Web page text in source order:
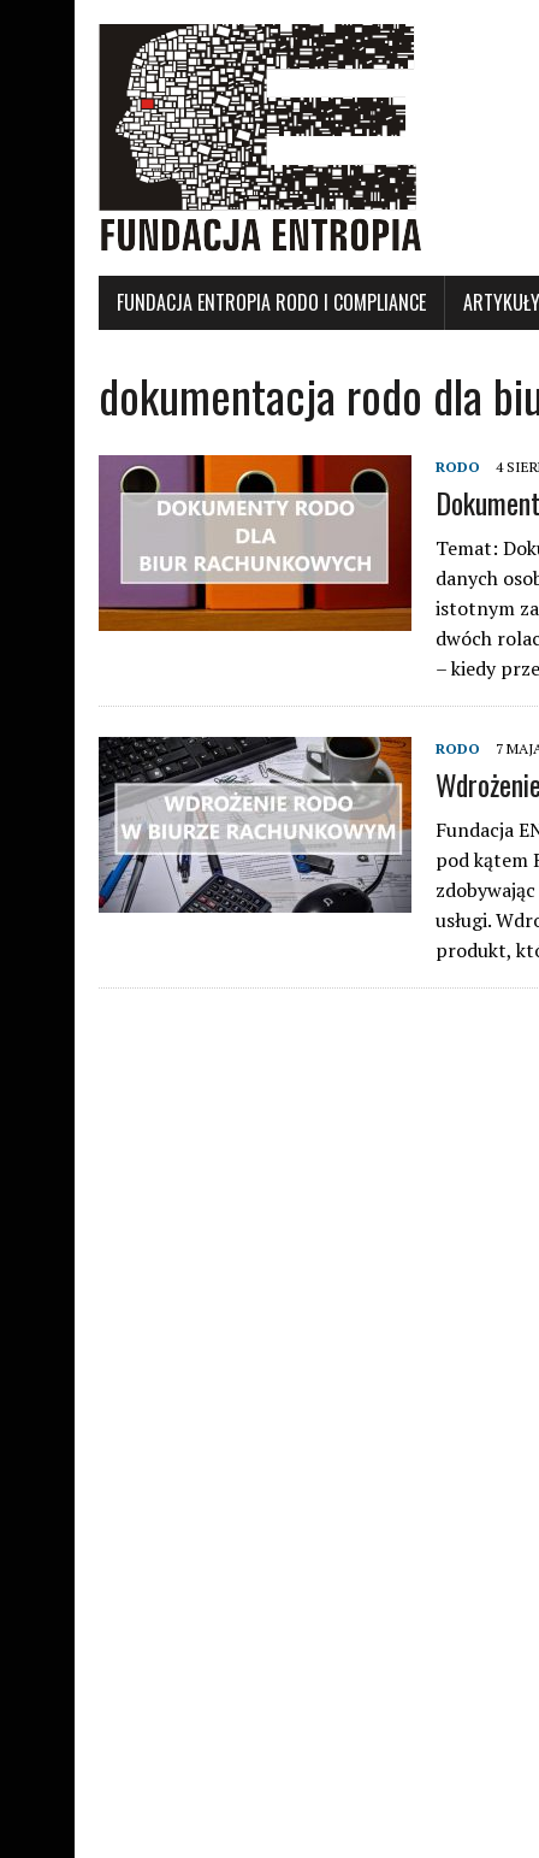
FUNDACJA ENTROPIA RODO I COMPLIANCE ARTYKUŁY
dokumentacja rodo dla
RODO 4
Temat:
danych
istotnym
dwóch
– kiedy
RODO 7
Fundacja
pod kątem
usługi.
produkt,